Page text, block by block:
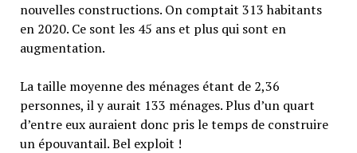
nouvelles constructions. On comptait 313 habitants
en 2020. Ce sont les 45 ans et plus qui sont en
augmentation.
La taille moyenne des ménages étant de 2,36
personnes, il y aurait 133 ménages. Plus d’un quart
d’entre eux auraient donc pris le temps de construire
un épouvantail. Bel exploit !